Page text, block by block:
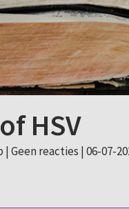
HSV
| Geen reacties | 06-07-